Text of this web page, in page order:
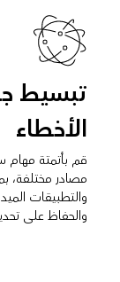
تبسيط
الأخطاء
قم بأتمتة مهام
والتطبيقات
والحفاظ على